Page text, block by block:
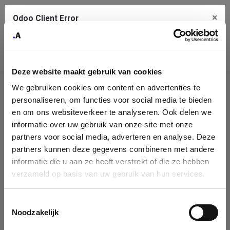
Deze website maakt gebruik van cookies
We gebruiken cookies om content en advertenties te
personaliseren, om functies voor social media te bieden
en om ons websiteverkeer te analyseren. Ook delen we
informatie over uw gebruik van onze site met onze
partners voor social media, adverteren en analyse. Deze
partners kunnen deze gegevens combineren met andere
informatie die u aan ze heeft verstrekt of die ze hebben
verzameld op basis van uw gebruik van hun services.
Noodzakelijk
Company
Identification
Please fill in your company details
You can search a company in our database by name, VAT or
enterprise ID. When a company is selected it will auto-complete the
form. If you don't find your company in our database, you can create
Odoo Client Error ×
service.
See details
Ok